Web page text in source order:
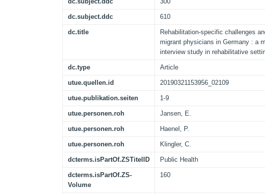
dc.subject.ddc 610
dc.title
Rehabilitation-specific challenges
migrant physicians in Germany : a
interview study in rehabilitative
dc.type Article
utue.quellen.id 20190321153956_02109
utue.publikation.seiten 1-9
utue.personen.roh Jansen, E.
utue.personen.roh Haenel, P.
utue.personen.roh Klingler, C.
dcterms.isPartOf.ZSTitelID Public Health
dcterms.isPartOf.ZS-
Volume
160